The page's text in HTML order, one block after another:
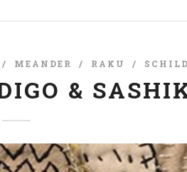
/ MEANDER / RAKU /
&